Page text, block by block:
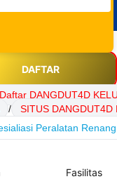
DAFTAR
Daftar DANGDUT4D
/
SITUS DANGDUT4D
Peralatan
Fasilitas